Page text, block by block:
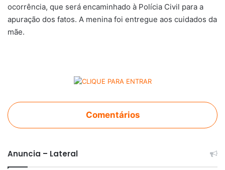
ocorrência, que será encaminhado à Polícia Civil para a
apuração dos fatos. A menina foi entregue aos cuidados da
mãe.
Comentários
Anuncia – Lateral